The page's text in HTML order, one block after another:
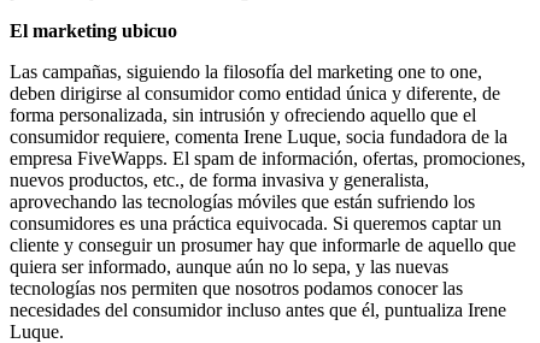
El marketing ubicuo
Las campañas, siguiendo la filosofía del marketing one to one,
deben dirigirse al consumidor como entidad única y diferente, de
forma personalizada, sin intrusión y ofreciendo aquello que el
consumidor requiere, comenta Irene Luque, socia fundadora de la
empresa FiveWapps. El spam de información, ofertas, promociones,
nuevos productos, etc., de forma invasiva y generalista,
aprovechando las tecnologías móviles que están sufriendo los
consumidores es una práctica equivocada. Si queremos captar un
cliente y conseguir un prosumer hay que informarle de aquello que
quiera ser informado, aunque aún no lo sepa, y las nuevas
tecnologías nos permiten que nosotros podamos conocer las
necesidades del consumidor incluso antes que él, puntualiza Irene
Luque.